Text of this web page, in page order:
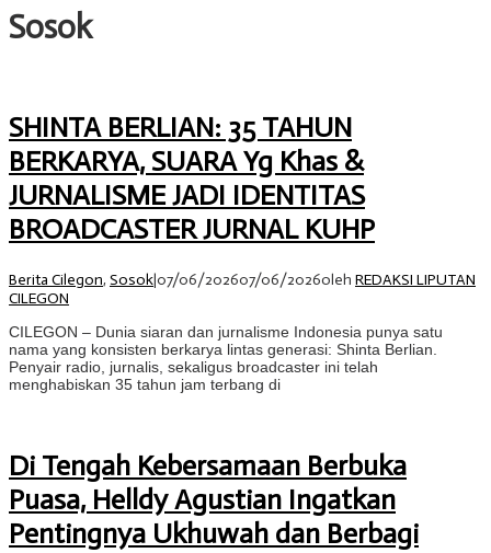
Sosok
SHINTA BERLIAN: 35 TAHUN
BERKARYA, SUARA Yg Khas &
JURNALISME JADI IDENTITAS
BROADCASTER JURNAL KUHP
Berita Cilegon, Sosok|07/06/202607/06/2026oleh REDAKSI LIPUTAN
CILEGON
CILEGON – Dunia siaran dan jurnalisme Indonesia punya satu
nama yang konsisten berkarya lintas generasi: Shinta Berlian.
Penyair radio, jurnalis, sekaligus broadcaster ini telah
menghabiskan 35 tahun jam terbang di
Di Tengah Kebersamaan Berbuka
Puasa, Helldy Agustian Ingatkan
Pentingnya Ukhuwah dan Berbagi